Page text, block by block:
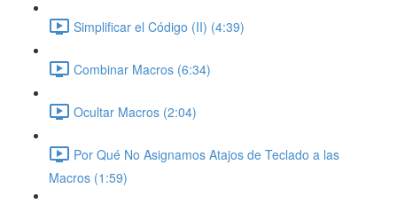
Simplificar el Código (II) (4:39)
Combinar Macros (6:34)
Ocultar Macros (2:04)
Por Qué No Asignamos Atajos de Teclado a las
Macros (1:59)